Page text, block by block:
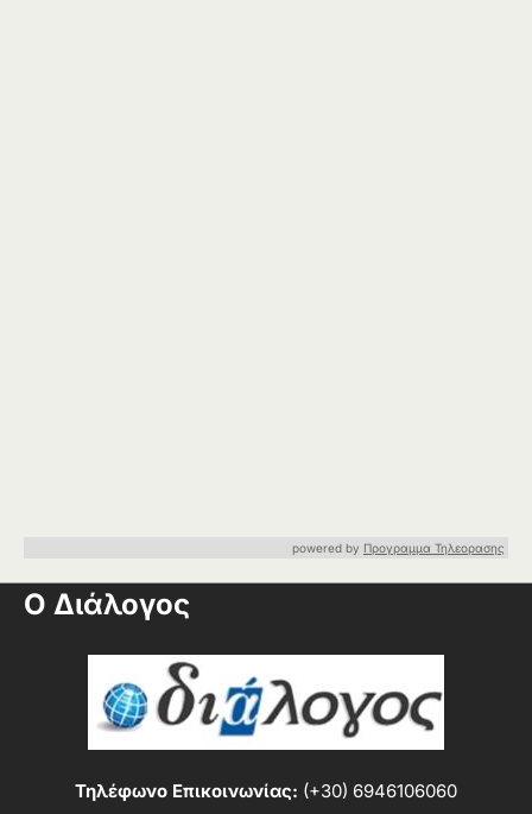
powered by Προγραμμα Τηλεορασης
Ο Διάλογος
Τηλέφωνο Επικοινωνίας: (+30) 6946106060